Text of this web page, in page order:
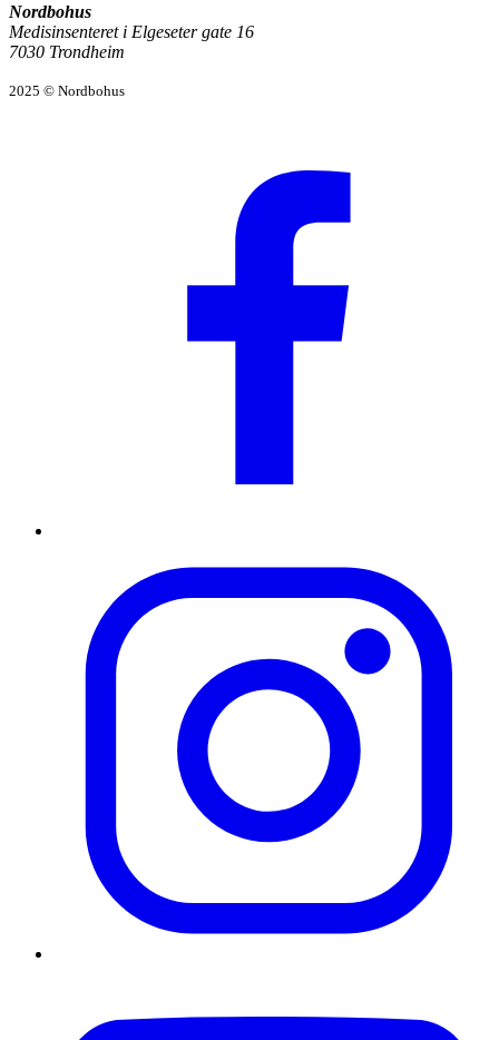
Nordbohus
Medisinsenteret i Elgeseter gate 16
7030 Trondheim
2025 © Nordbohus